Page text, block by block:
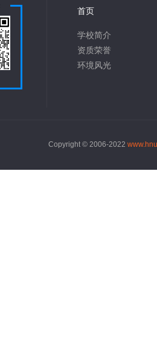
首页
学校简介
资质荣誉
环境风光
Copyright © 2006-2022